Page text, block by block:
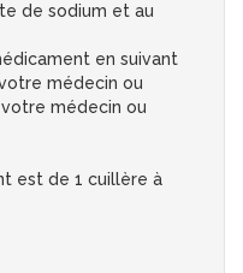
de sodium et au
en suivant
médecin ou
médecin ou
est de 1 cuillère à